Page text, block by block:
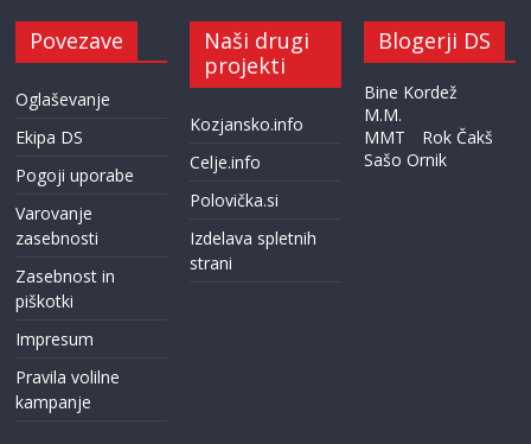
Povezave
Oglaševanje
Ekipa DS
Pogoji uporabe
Varovanje
zasebnosti
Zasebnost in
piškotki
Impresum
Pravila volilne
kampanje
Naši drugi
projekti
Kozjansko.info
Celje.info
Polovička.si
Izdelava spletnih
strani
Blogerji DS
Bine Kordež
M.M.
MMT
Rok Čakš
Sašo Ornik